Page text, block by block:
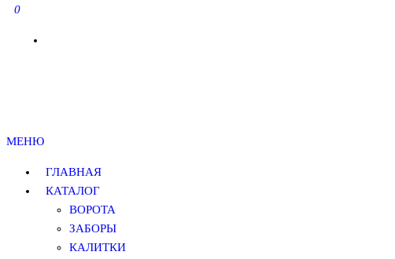
0
МЕНЮ
ГЛАВНАЯ
КАТАЛОГ
ВОРОТА
ЗАБОРЫ
КАЛИТКИ